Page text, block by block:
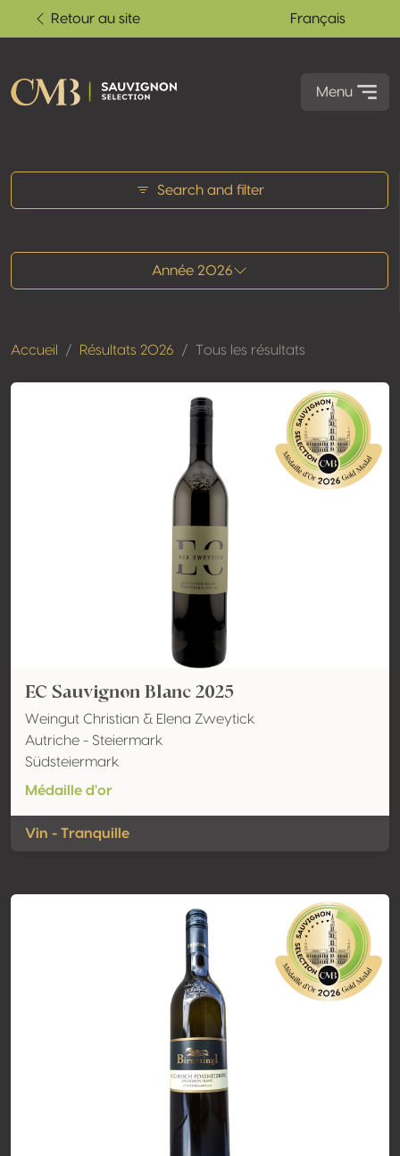
Retour au site Français
Menu
Search and filter
Année 2026
Accueil Résultats 2026 Tous les résultats
EC Sauvignon Blanc 2025
Weingut Christian & Elena Zweytick
Autriche - Steiermark
Südsteiermark
Médaille d'or
Vin - Tranquille